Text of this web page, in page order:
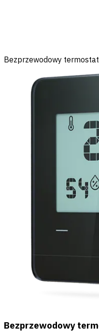
Bezprzewodowy
Bezprzewodowy